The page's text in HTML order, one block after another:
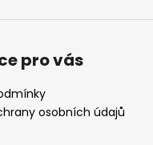
pro vás
osobních údajů